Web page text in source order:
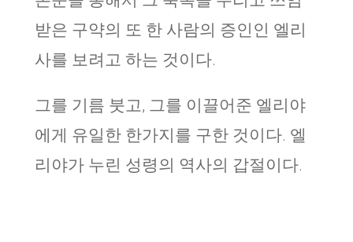
받은 구약의 또 한 사람의 증인인 엘리
사를 보려고 하는 것이다.
그를 기름 붓고, 그를 이끌어준 엘리야
에게 유일한 한가지를 구한 것이다. 엘
리야가 누린 성령의 역사의 갑절이다.